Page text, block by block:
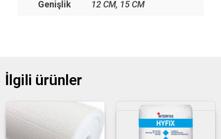
Genişlik 12 CM, 15 CM
İlgili ürünler